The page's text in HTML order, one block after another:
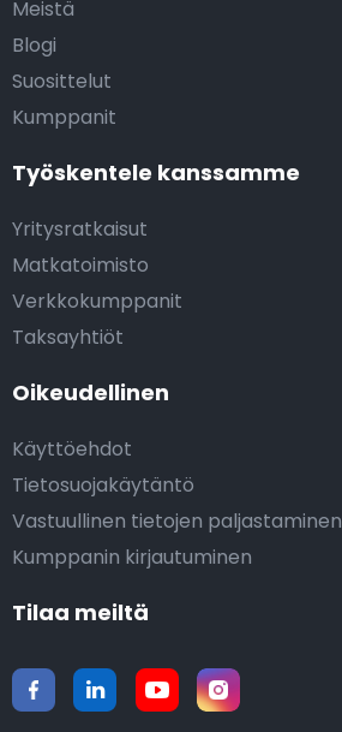
Meistä
Blogi
Suosittelut
Kumppanit
Työskentele kanssamme
Yritysratkaisut
Matkatoimisto
Verkkokumppanit
Taksayhtiöt
Oikeudellinen
Käyttöehdot
Tietosuojakäytäntö
Vastuullinen tietojen paljastaminen
Kumppanin kirjautuminen
Tilaa meiltä